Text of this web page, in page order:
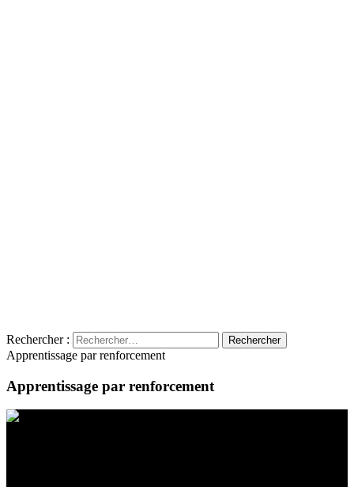
Rechercher :
Apprentissage par renforcement
Apprentissage par renforcement